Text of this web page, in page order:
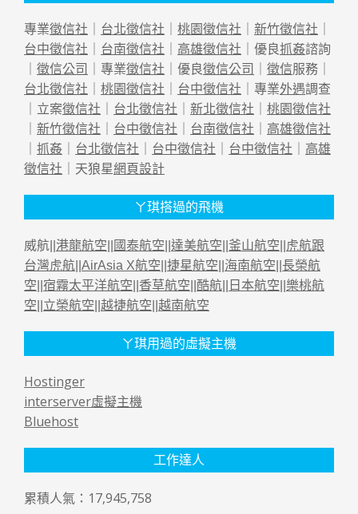
專業徵信社 台北徵信社 桃園徵信社 新竹徵信社
台中徵信社
台南徵信社 高雄徵信社 ｜優良抓姦諮詢
徵信公司 ｜專業徵信社 ｜優良徵信公司 徵信服務｜
台北徵信社
桃園徵信社 台中徵信社 ｜專業外遇調查
｜立案徵信社 台北徵信社 新北徵信社
桃園徵信社
新竹徵信社 台中徵信社 台南徵信社
高雄徵信社
抓姦 台北徵信社 台中徵信社 台中徵信社
高雄
徵信社 ｜天狼星網頁設計
ㄚ琪搭過的飛機
威航|| 港龍航空 國泰航空 達美航空 釜山航空
虎航跟
台灣虎航 AirAsia X航空 捷星航空 海南航空 長榮航
空 宿霧太平洋航空 香草航空 酷航 日本航空 樂桃航
空 立榮航空 越捷航空 越南航空
ㄚ琪用過的虛擬主機
Hostinger
interserver虛擬主機
Bluehost
工作達人
累積人氣：17,945,758